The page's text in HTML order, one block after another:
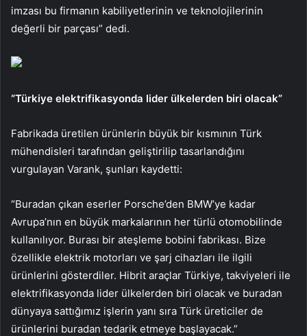
imzası bu firmanın kabiliyetlerinin ve teknolojilerinin
değerli bir parçası” dedi.
“Türkiye elektrifikasyonda lider ülkelerden biri olacak”
Fabrikada üretilen ürünlerin büyük bir kısmının Türk
mühendisleri tarafından geliştirilip tasarlandığını
vurgulayan Varank, şunları kaydetti:
“Buradan çıkan eserler Porsche’den BMW’ye kadar
Avrupa’nın en büyük markalarının her türlü otomobilinde
kullanılıyor. Burası bir ateşleme bobini fabrikası. Bize
özellikle elektrik motorları ve şarj cihazları ile ilgili
ürünlerini gösterdiler. Hibrit araçlar Türkiye, takviyeleri ile
elektrifikasyonda lider ülkelerden biri olacak ve buradan
dünyaya sattığımız işlerin yanı sıra Türk üreticiler de
ürünlerini buradan tedarik etmeye başlayacak.”